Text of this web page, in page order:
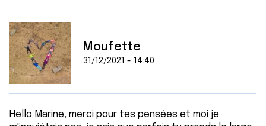
Moufette
31/12/2021 - 14:40
Hello Marine, merci pour tes pensées et moi je